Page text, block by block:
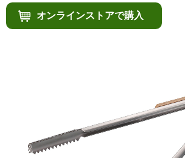
オンラインストアで購入